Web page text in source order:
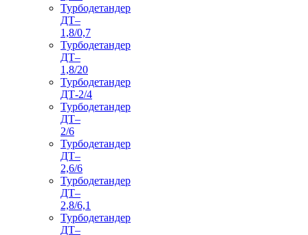
Турбодетандер
ДТ–
1,8/0,7
Турбодетандер
ДТ–
1,8/20
Турбодетандер
ДТ-2/4
Турбодетандер
ДТ–
2/6
Турбодетандер
ДТ–
2,6/6
Турбодетандер
ДТ–
2,8/6,1
Турбодетандер
ДТ–